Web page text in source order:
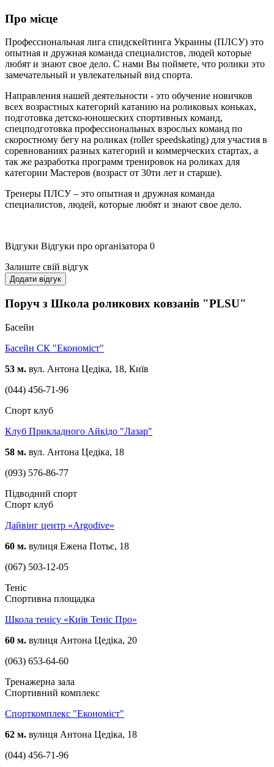
Про місце
Профессиональная лига cпидскейтинга Украины (ПЛСУ) это
опытная и дружная команда специалистов, людей которые
любят и знают свое дело. С нами Вы поймете, что ролики это
замечательный и увлекательный вид спорта.
Направления нашей деятельности - это обучение новичков
всех возрастных категорий катанию на роликовых коньках,
подготовка детско-юношеских спортивных команд,
спецподготовка профессиональных взрослых команд по
скоростному бегу на роликах (roller speedskating) для участия в
соревнованиях разных категорий и коммерческих стартах, а
так же разработка программ тренировок на роликах для
категории Мастеров (возраст от 30ти лет и старше).
Тренеры ПЛСУ – это опытная и дружная команда
специалистов, людей, которые любят и знают свое дело.
Відгуки Відгуки про організатора 0
Залиште свій відгук
Додати відгук
Поруч з Школа роликових ковзанів "PLSU"
Басейн
Басейн СК "Економіст"
53 м. вул. Антона Цедіка, 18, Київ
(044) 456-71-96
Спорт клуб
Клуб Прикладного Айкідо "Лазар"
58 м. вул. Антона Цедіка, 18
(093) 576-86-77
Підводний спорт
Спорт клуб
Дайвінг центр «Argodive»
60 м. вулиця Ежена Потьє, 18
(067) 503-12-05
Теніс
Спортивна площадка
Школа тенісу «Київ Теніс Про»
60 м. вулиця Антона Цедіка, 20
(063) 653-64-60
Тренажерна зала
Спортивний комплекс
Спорткомплекс "Економіст"
62 м. вулиця Антона Цедіка, 18
(044) 456-71-96